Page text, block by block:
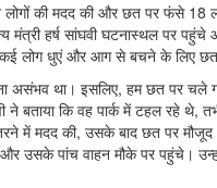
की मदद की और छत पर फंसे 18
हर्ष सांघवी घटनास्थल पर पहुंचे
कई लोग धुएं और आग से बचने के लिए
असंभव था। इसलिए, हम छत पर
ने बताया कि वह पार्क में टहल रहे
में मदद की, उसके बाद छत पर मौजूद
उसके पांच वाहन मौके पर पहुंचे।